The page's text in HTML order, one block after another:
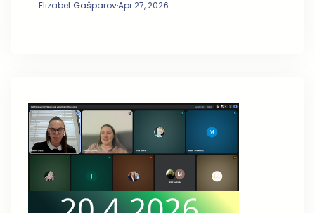
Elizabet Gašparov·Apr 27, 2026